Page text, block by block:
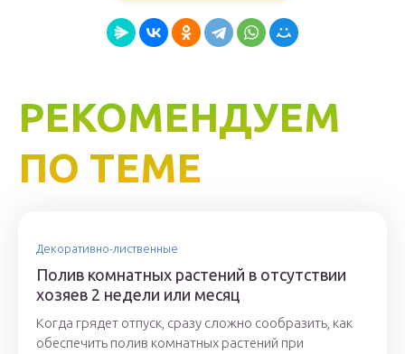
РЕКОМЕНДУЕМ
ПО ТЕМЕ
Декоративно-лиственные
Полив комнатных растений в отсутствии
хозяев 2 недели или месяц
Когда грядет отпуск, сразу сложно сообразить, как
обеспечить полив комнатных растений при